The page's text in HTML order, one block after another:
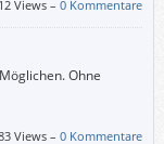
Views –0 Kommentare
Ohne
Views –0 Kommentare